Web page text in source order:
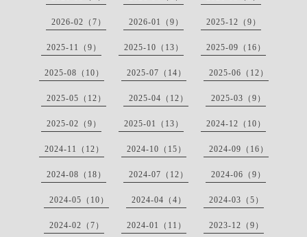
2026-02（7） 2026-01（9） 2025-12（9）
2025-11（9） 2025-10（13） 2025-09（16）
2025-08（10） 2025-07（14） 2025-06（12）
2025-05（12） 2025-04（12） 2025-03（9）
2025-02（9） 2025-01（13） 2024-12（10）
2024-11（12） 2024-10（15） 2024-09（16）
2024-08（18） 2024-07（12） 2024-06（9）
2024-05（10） 2024-04（4） 2024-03（5）
2024-02（7） 2024-01（11） 2023-12（9）